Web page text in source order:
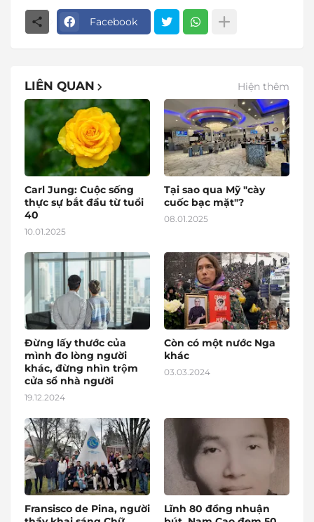
Facebook
LIÊN QUAN Hiện thêm
Carl Jung: Cuộc sống
thực sự bắt đầu từ tuổi
40
10.01.2025
Tại sao qua Mỹ "cày
cuốc bạc mặt"?
08.01.2025
Đừng lấy thước của
mình đo lòng người
khác, đừng nhìn trộm
cửa sổ nhà người
19.12.2024
Còn có một nước Nga
khác
03.03.2024
Fransisco de Pina, người
Lĩnh 80 đồng nhuận